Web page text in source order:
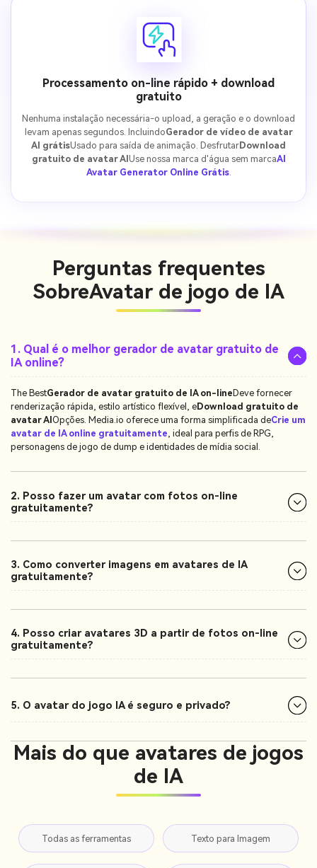
Processamento on-line rápido + download
gratuito
Nenhuma instalação necessária-o upload, a geração e o download
levam apenas segundos. IncluindoGerador de vídeo de avatar
AI grátisUsado para saída de animação. Desfrutar Download
gratuito de avatar AI Use nossa marca d'água sem marcaAI
Avatar Generator Online Grátis.
Perguntas frequentes
SobreAvatar de jogo de IA
1. Qual é o melhor gerador de avatar gratuito de
IA online?
The BestGerador de avatar gratuito de IA on-lineDeve fornecer
renderização rápida, estilo artístico flexível, eDownload gratuito de
avatar AIOpções. Media.io oferece uma forma simplificada deCrie um
avatar de IA online gratuitamente , ideal para perfis de RPG,
personagens de jogo de dump e identidades de mídia social.
2. Posso fazer um avatar com fotos on-line
gratuitamente?
3. Como converter imagens em avatares de IA
gratuitamente?
4. Posso criar avatares 3D a partir de fotos on-line
gratuitamente?
5. O avatar do jogo IA é seguro e privado?
Mais do que avatares de jogos
de IA
Todas as ferramentas Texto para Imagem